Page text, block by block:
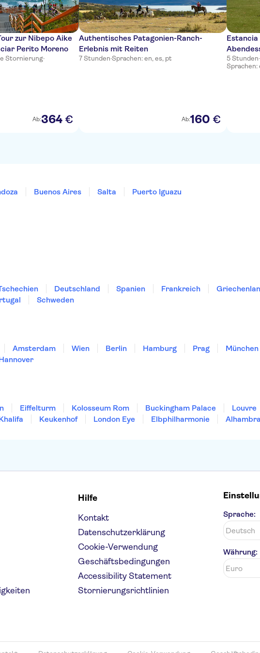
zur Nibepo Aike
Perito Moreno
Stornierung·
Ab:364 €
Authentisches Patagonien-Ranch-
Erlebnis mit Reiten
7 Stunden·Sprachen: en, es, pt
Ab:160 €
5 Stunden·
Sprachen:
Buenos Aires Salta
Puerto Iguazu
Deutschland Spanien Frankreich
Schweden
Amsterdam Wien Berlin Hamburg Prag München
Eiffelturm Kolosseum Rom Buckingham Palace Louvre
Keukenhof London Eye Elbphilharmonie Alhambra
Hilfe
Kontakt
Datenschutzerklärung
Cookie-Verwendung
Geschäftsbedingungen
Accessibility Statement
Stornierungsrichtlinien
Sprache:
Währung: